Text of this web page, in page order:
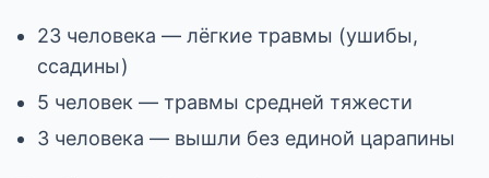
23 человека — лёгкие травмы (ушибы,
ссадины)
5 человек — травмы средней тяжести
3 человека — вышли без единой царапины